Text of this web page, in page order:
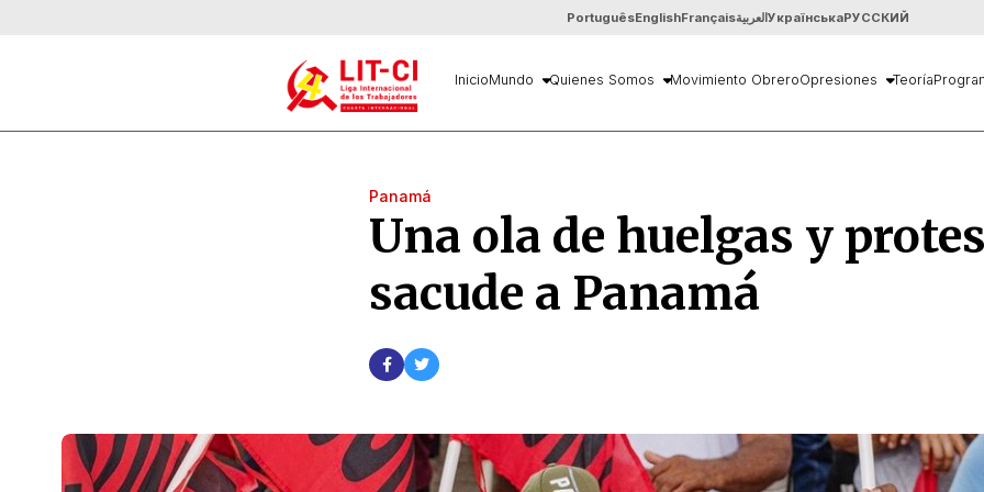
PortuguêsEnglishFrançaisالعربيةУкраїнськаРУССКИЙ
InicioMundo Quienes Somos Movimiento ObreroOpresiones Teoría
Panamá
Una ola de huelgas y
sacude a Panamá